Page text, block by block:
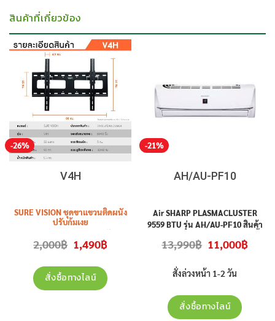
สินค้าที่เกี่ยวข้อง
-26%
V4H
SURE VISION ชุดขาแขวนติดผนัง
ปรับก้มเงย
60″-100″ เหล็กหนามาก ( Made in
2,000฿ Original
price
2,000฿.
1,490฿Current
price
สั่งซื้อทางไลน์
-21%
AH/AU-PF10
Air SHARP PLASMACLUSTER
9559 BTU รุ่น AH/AU-PF10 สินค้า
13,990฿ Original
price
13,990฿.
11,000฿price
สั่งล่วงหน้า 1-2 วัน
สั่งซื้อทางไลน์